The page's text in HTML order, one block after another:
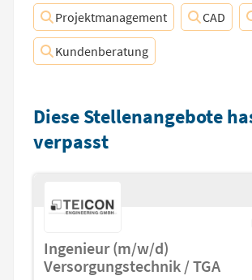
Projektmanagement CAD
Kundenberatung
Diese Stellenangebote
verpasst
Ingenieur (m/w/d)
Versorgungstechnik / TGA